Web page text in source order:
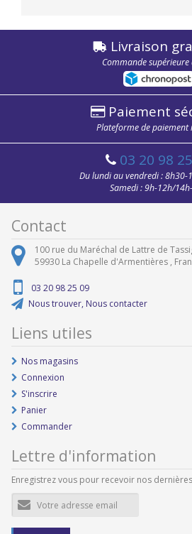
Livraison
Commande supérieure
Paiement
Plateforme de paiement
03 20 98
Du lundi au vendredi : 8h30-
Samedi : 9h-12h/
Contact
100 rue du Maréchal de Lattre de
59930 La Chapelle d'Armentières ,
03 20 98 25 09
Nous trouver, Nous contacter
Liens utiles
Nos magasins
Connexion
S'inscrire
Panier
Commander
Lettre d'information
Enregistrez vous pour recevoir nos
Adresse
e-